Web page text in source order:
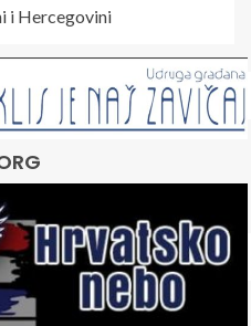
i Hercegovini